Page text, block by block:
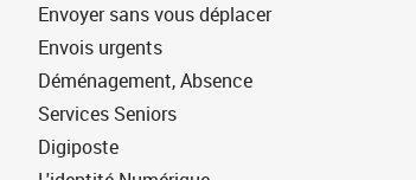
Envoyer sans vous déplacer
Envois urgents
Déménagement, Absence
Services Seniors
Digiposte